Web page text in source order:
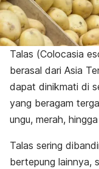
Talas (Colocasia
berasal dari Asia
dapat dinikmati di
yang beragam
ungu, merah,
Talas sering
bertepung lainnya,